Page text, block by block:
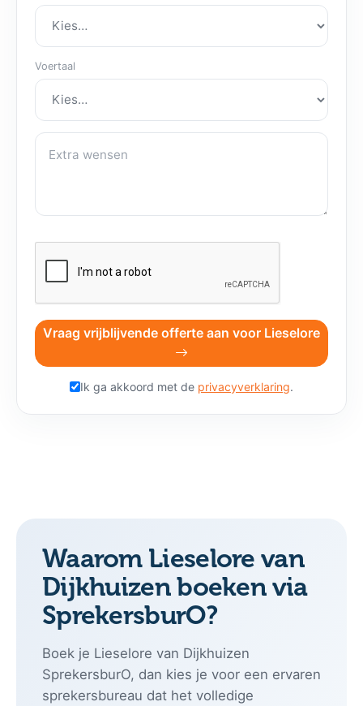
Voertaal
Extra wensen
Ik ga akkoord met de privacyverklaring.
Waarom Lieselore van
Dijkhuizen boeken via
SprekersburO?
Boek je Lieselore van Dijkhuizen
SprekersburO, dan kies je voor een ervaren
sprekersbureau dat het volledige